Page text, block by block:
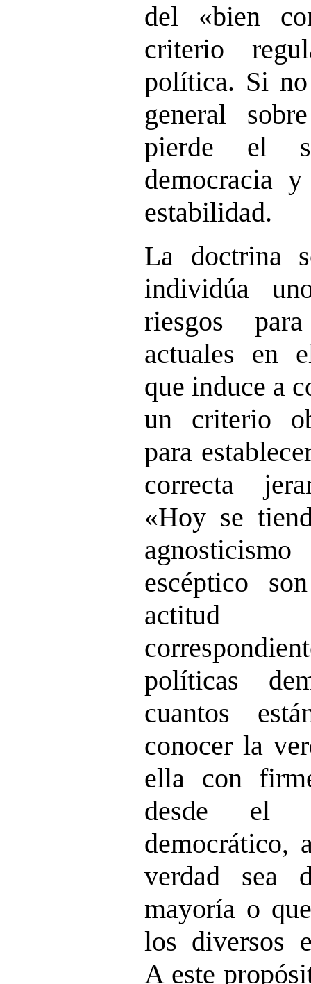
del «bien
criterio
política. Si
general
pierde el
democracia
estabilidad.
La doctrina
individúa
riesgos
actuales en
que induce a
un criterio
para
correcta
«Hoy se
escéptico
actitud
políticas
cuantos
conocer la
ella con
desde el
democrático,
verdad sea
mayoría o
los diversos
A este